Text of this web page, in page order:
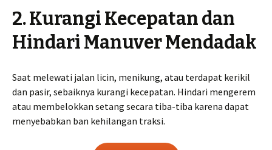
2. Kurangi Kecepatan dan
Hindari Manuver Mendadak
Saat melewati jalan licin, menikung, atau terdapat kerikil
dan pasir, sebaiknya kurangi kecepatan. Hindari mengerem
atau membelokkan setang secara tiba-tiba karena dapat
menyebabkan ban kehilangan traksi.